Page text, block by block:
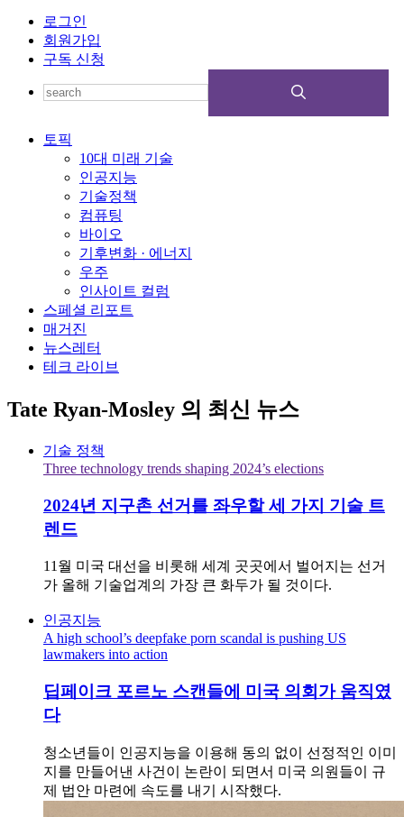
로그인
회원가입
구독 신청
토픽
10대 미래 기술
인공지능
기술정책
컴퓨팅
바이오
기후변화 · 에너지
우주
인사이트 컬럼
스페셜 리포트
매거진
뉴스레터
테크 라이브
Tate Ryan-Mosley 의 최신 뉴스
기술 정책
Three technology trends shaping 2024’s elections
2024년 지구촌 선거를 좌우할 세 가지 기술 트
렌드
11월 미국 대선을 비롯해 세계 곳곳에서 벌어지는 선거
가 올해 기술업계의 가장 큰 화두가 될 것이다.
인공지능
A high school’s deepfake porn scandal is pushing US
lawmakers into action
딥페이크 포르노 스캔들에 미국 의회가 움직였
다
청소년들이 인공지능을 이용해 동의 없이 선정적인 이미
지를 만들어낸 사건이 논란이 되면서 미국 의원들이 규
제 법안 마련에 속도를 내기 시작했다.